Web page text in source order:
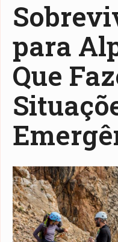
para
Que